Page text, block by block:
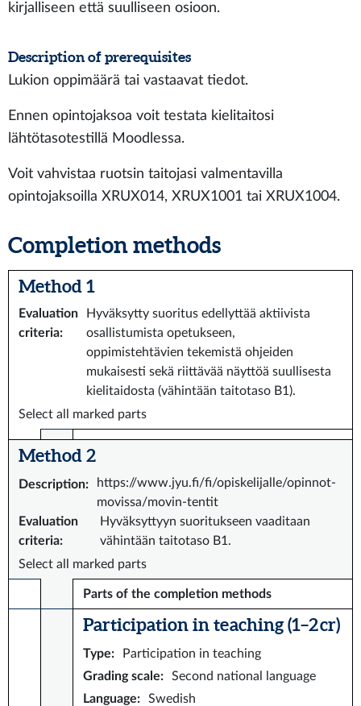
kirjalliseen että suulliseen osioon.
Description of prerequisites
Lukion oppimäärä tai vastaavat tiedot.
Ennen opintojaksoa voit testata kielitaitosi
lähtötasotestillä Moodlessa.
Voit vahvistaa ruotsin taitojasi valmentavilla
opintojaksoilla XRUX014, XRUX1001 tai XRUX1004.
Completion methods
Method 1
Evaluation
criteria:
Hyväksytty suoritus edellyttää aktiivista
osallistumista opetukseen,
oppimistehtävien tekemistä ohjeiden
mukaisesti sekä riittävää näyttöä suullisesta
kielitaidosta (vähintään taitotaso B1).
Select all marked parts
Method 2
Description:
https://www.jyu.fi/fi/opiskelijalle/opinnot-
movissa/movin-tentit
Evaluation
criteria:
Hyväksyttyyn suoritukseen vaaditaan
vähintään taitotaso B1.
Select all marked parts
Parts of the completion methods
Participation in teaching (1–2 cr)
Type:
Participation in teaching
Grading scale:
Second national language
Language: Swedish